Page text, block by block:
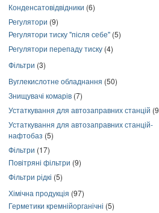
Конденсатовідвідники (6)
Регулятори (9)
Регулятори тиску "після себе" (5)
Регулятори перепаду тиску (4)
Фільтри (3)
Вуглекислотне обладнання (50)
Знищувачі комарів (7)
Устаткування для автозаправних станцій
Устаткування для автозаправних станцій-
нафтобаз (5)
Фільтри (17)
Повітряні фільтри (9)
Фільтри рідкі (5)
Хімічна продукція (97)
Герметики кремнійорганічні (5)